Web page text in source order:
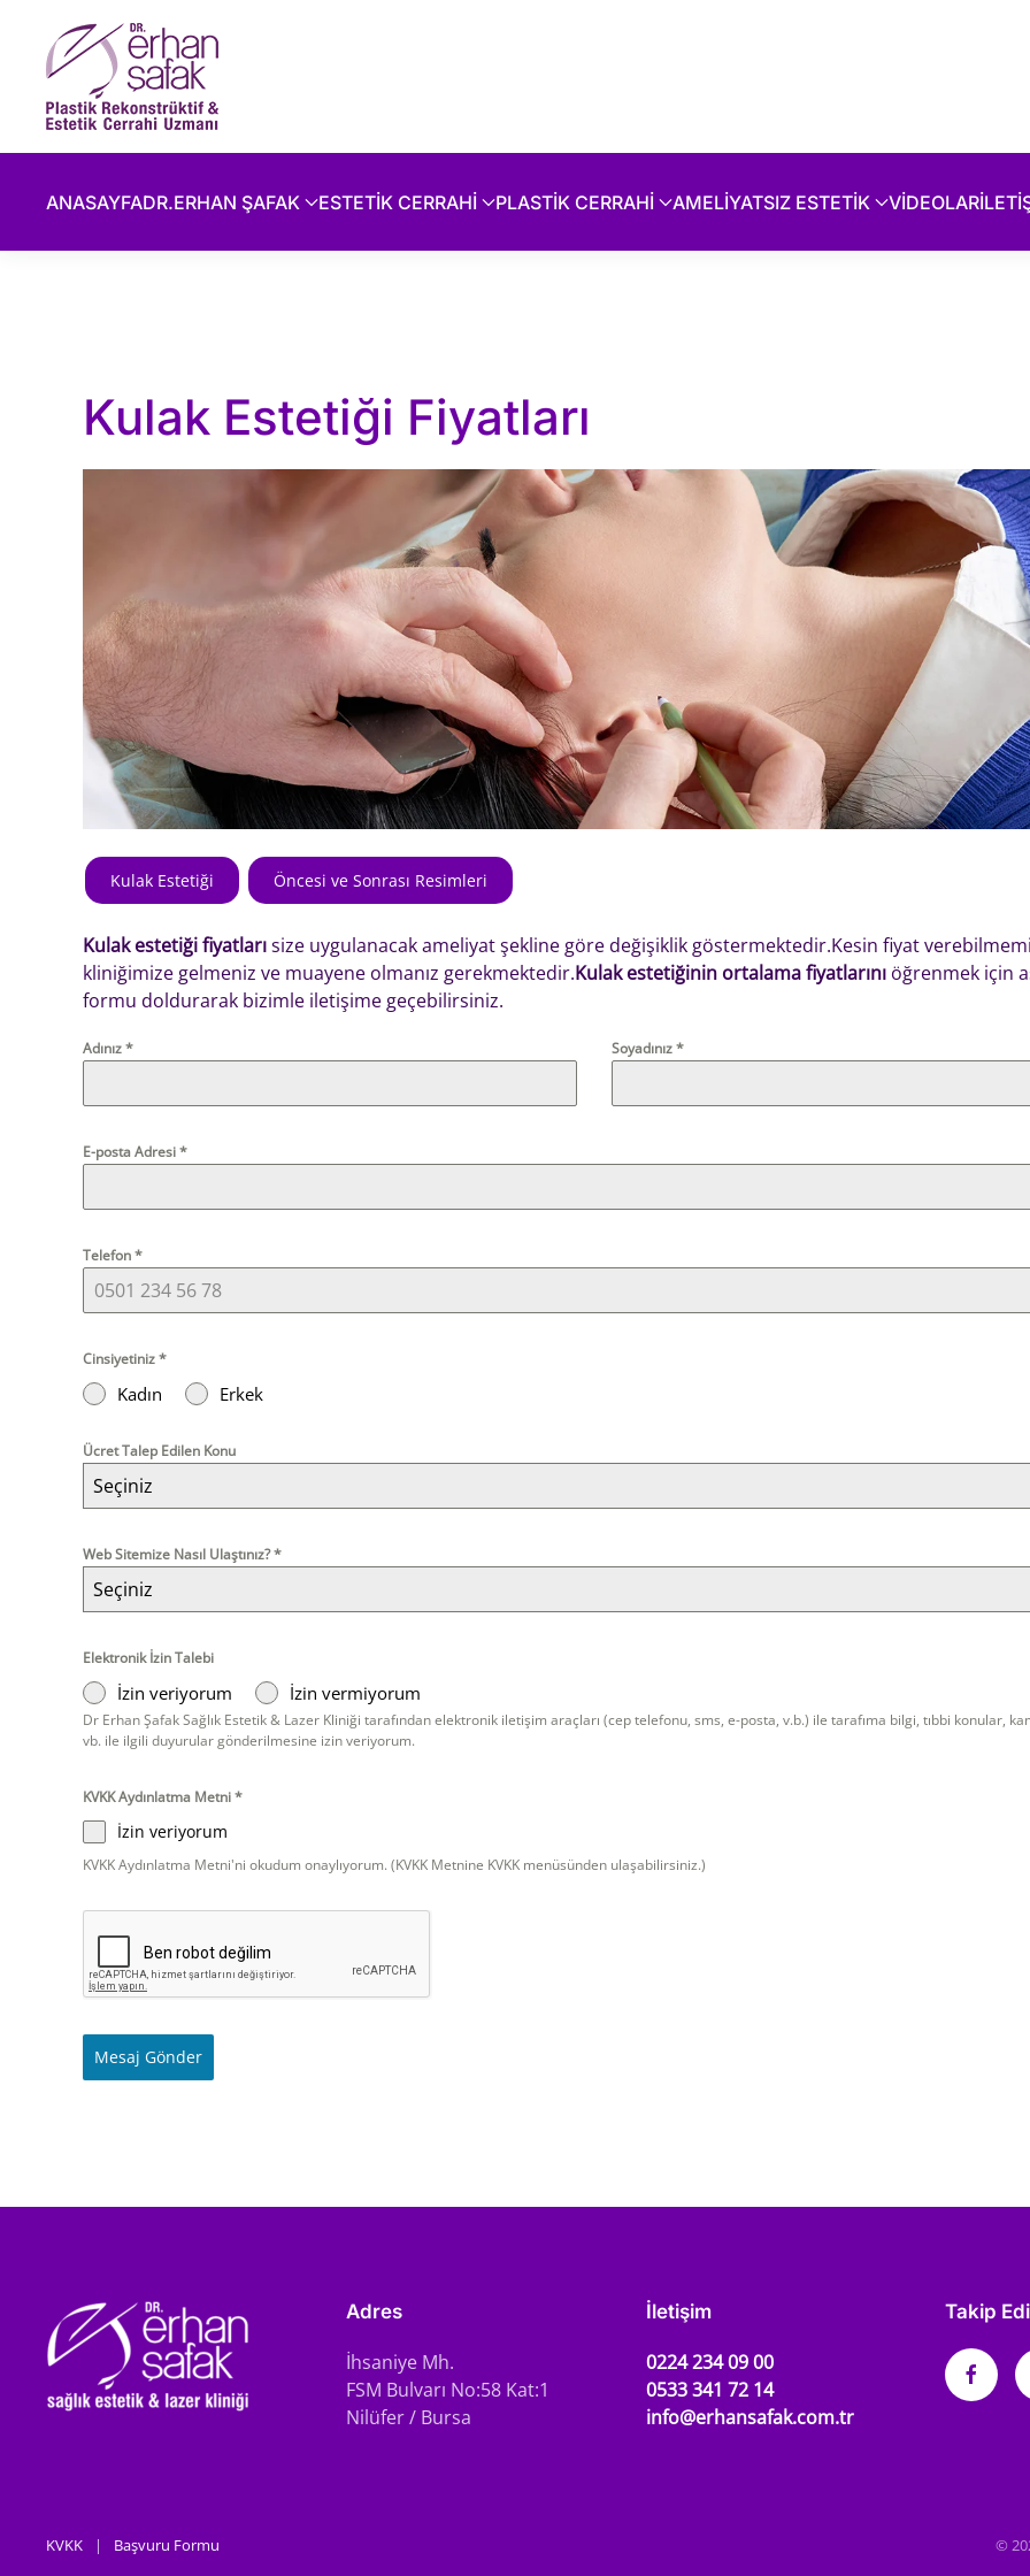
Skip to main content
ANASAYFADR.ERHAN ŞAFAK ESTETİK CERRAHİ PLASTİK CERRAHİ AMELİYATSIZ ESTETİK VİDEOLAR
Kulak Estetiği Fiyatları
Kulak Estetiği Öncesi ve Sonrası Resimleri
Kulak estetiği fiyatlarısize uygulanacak ameliyat şekline göre değişiklik göstermektedir.Kesin fiyat
kliniğimize gelmeniz ve muayene olmanız gerekmektedir.Kulak estetiğinin ortalama fiyatlarını öğrenmek için
formu doldurarak bizimle iletişime geçebilirsiniz.
Adınız* Soyadınız*
E-posta Adresi*
Telefon*
Cinsiyetiniz*
Kadın Erkek
Ücret Talep Edilen Konu
Seçiniz
Web Sitemize Nasıl Ulaştınız?*
Seçiniz
Elektronik İzin Talebi
İzin veriyorum İzin vermiyorum
Dr Erhan Şafak Sağlık Estetik & Lazer Kliniği tarafından elektronik iletişim araçları (cep telefonu, sms, e-posta, v.b.) ile tarafıma bilgi, tıbbi konular,
vb. ile ilgili duyurular gönderilmesine izin veriyorum.
KVKK Aydınlatma Metni*
İzin veriyorum
KVKK Aydınlatma Metni'ni okudum onaylıyorum. (KVKK Metnine KVKK menüsünden ulaşabilirsiniz.)
Mesaj Gönder
Adres
İhsaniye Mh.
FSM Bulvarı No:58 Kat:1
Nilüfer / Bursa
Takip
İletişim
0224 234 09 00
0533 341 72 14
info@erhansafak.com.tr
KVKK | Başvuru Formu ©